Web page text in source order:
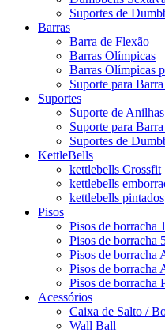
Suportes de
Barras
Barra de Flexão
Barras Olímpicas
Barras Olímpicas
Suporte para
Suportes
Suporte de
Suporte para
Suportes de
KettleBells
kettlebells Crossfit
kettlebells
kettlebells pintados
Pisos
Pisos de borracha
Pisos de borracha
Pisos de borracha
Pisos de borracha
Pisos de borracha
Acessórios
Caixa de Salto /
Wall Ball